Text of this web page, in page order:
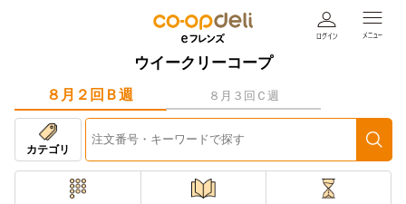
ウイークリーコープ
８月２回Ｂ週 ８月３回Ｃ週
カテゴリ